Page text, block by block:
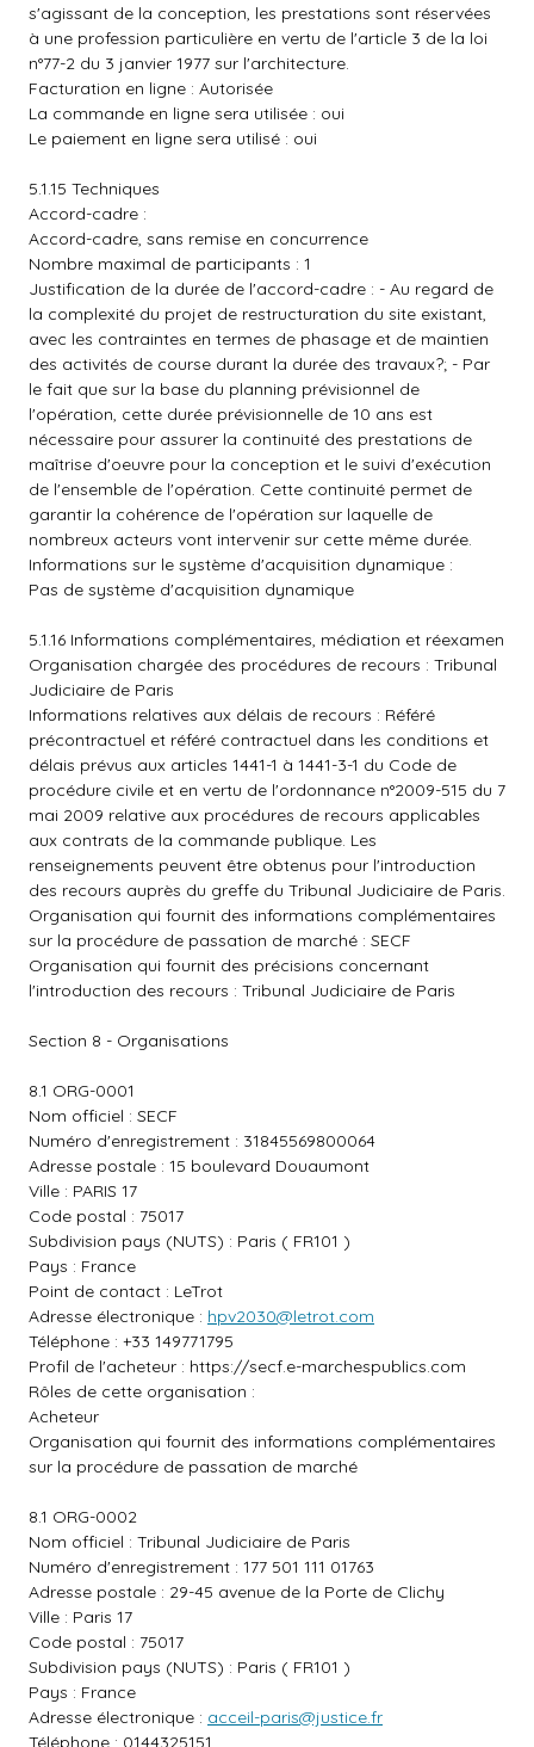
s'agissant de la conception, les prestations sont réservées
à une profession particulière en vertu de l'article 3 de la loi
n°77-2 du 3 janvier 1977 sur l'architecture.
Facturation en ligne : Autorisée
La commande en ligne sera utilisée : oui
Le paiement en ligne sera utilisé : oui
5.1.15 Techniques
Accord-cadre :
Accord-cadre, sans remise en concurrence
Nombre maximal de participants : 1
Justification de la durée de l'accord-cadre : - Au regard de
la complexité du projet de restructuration du site existant,
avec les contraintes en termes de phasage et de maintien
des activités de course durant la durée des travaux?; - Par
le fait que sur la base du planning prévisionnel de
l'opération, cette durée prévisionnelle de 10 ans est
nécessaire pour assurer la continuité des prestations de
maîtrise d'oeuvre pour la conception et le suivi d'exécution
de l'ensemble de l'opération. Cette continuité permet de
garantir la cohérence de l'opération sur laquelle de
nombreux acteurs vont intervenir sur cette même durée.
Informations sur le système d'acquisition dynamique :
Pas de système d'acquisition dynamique
5.1.16 Informations complémentaires, médiation et réexamen
Organisation chargée des procédures de recours : Tribunal
Judiciaire de Paris
Informations relatives aux délais de recours : Référé
précontractuel et référé contractuel dans les conditions et
délais prévus aux articles 1441-1 à 1441-3-1 du Code de
procédure civile et en vertu de l'ordonnance n°2009-515 du 7
mai 2009 relative aux procédures de recours applicables
aux contrats de la commande publique. Les
renseignements peuvent être obtenus pour l'introduction
des recours auprès du greffe du Tribunal Judiciaire de Paris.
Organisation qui fournit des informations complémentaires
sur la procédure de passation de marché : SECF
Organisation qui fournit des précisions concernant
l'introduction des recours : Tribunal Judiciaire de Paris
Section 8 - Organisations
8.1 ORG-0001
Nom officiel : SECF
Numéro d'enregistrement : 31845569800064
Adresse postale : 15 boulevard Douaumont
Ville : PARIS 17
Code postal : 75017
Subdivision pays (NUTS) : Paris ( FR101 )
Pays : France
Point de contact : LeTrot
Adresse électronique : hpv2030@letrot.com
Téléphone : +33 149771795
Profil de l'acheteur : https://secf.e-marchespublics.com
Rôles de cette organisation :
Acheteur
Organisation qui fournit des informations complémentaires
sur la procédure de passation de marché
8.1 ORG-0002
Nom officiel : Tribunal Judiciaire de Paris
Numéro d'enregistrement : 177 501 111 01763
Adresse postale : 29-45 avenue de la Porte de Clichy
Ville : Paris 17
Code postal : 75017
Subdivision pays (NUTS) : Paris ( FR101 )
Pays : France
Adresse électronique : acceil-paris@justice.fr
Téléphone : 0144325151